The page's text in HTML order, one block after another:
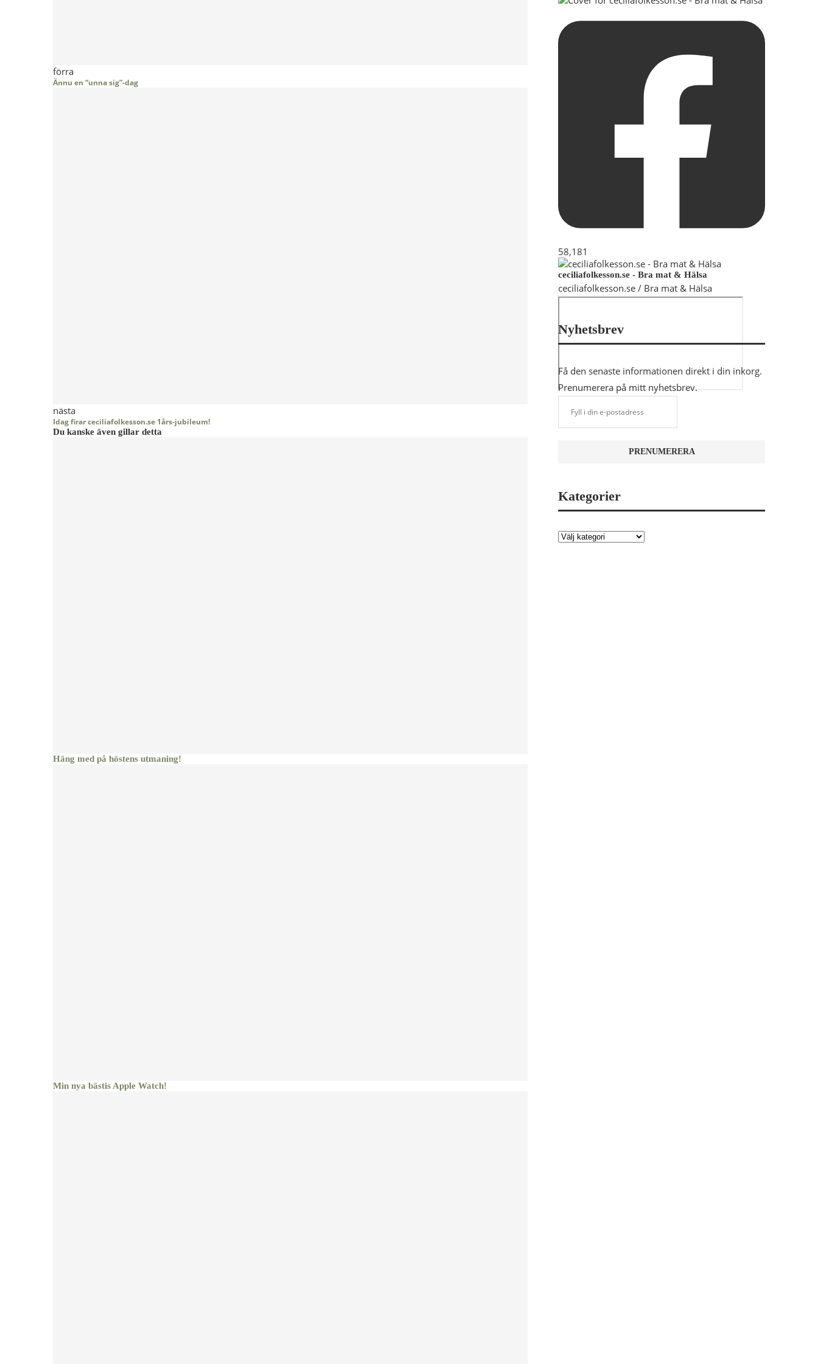
förra
Ännu en “unna sig”-dag
nästa
Idag firar ceciliafolkesson.se 1års-jubileum!
Du kanske även gillar detta
Häng med på höstens utmaning!
Min nya bästis Apple Watch!
58,181
ceciliafolkesson.se - Bra mat & Hälsa
ceciliafolkesson.se / Bra mat & Hälsa
Nyhetsbrev
Få den senaste informationen direkt i din inkorg.
Prenumerera på mitt nyhetsbrev.
Kategorier